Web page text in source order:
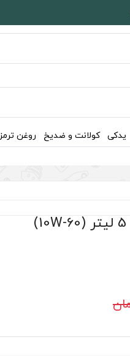
یدکی کولانت و ضدیخ روغن ترمز